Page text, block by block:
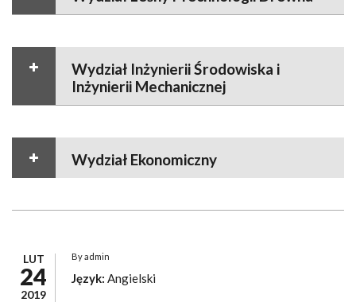
Wydział Inżynierii Środowiska i
Inżynierii Mechanicznej
Wydział Ekonomiczny
LUT
24
2019
Byadmin
Język: Angielski